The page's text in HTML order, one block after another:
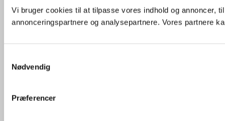
Vi bruger cookies til at tilpasse vores indhold og annoncer,
annonceringspartnere og analysepartnere. Vores partnere
Nødvendig
Præferencer